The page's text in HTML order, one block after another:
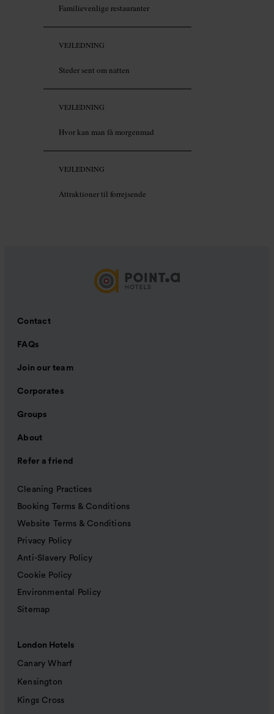
Familievenlige restauranter
VEJLEDNING
Steder sent om natten
VEJLEDNING
Hvor kan man få morgenmad
VEJLEDNING
Attraktioner til forrejsende
Contact
FAQs
Join our team
Corporates
Groups
About
Refer a friend
Cleaning Practices
Booking Terms & Conditions
Website Terms & Conditions
Privacy Policy
Anti-Slavery Policy
Cookie Policy
Environmental Policy
Sitemap
London Hotels
Canary Wharf
Kensington
Kings Cross